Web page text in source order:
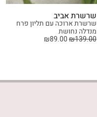
שרשרת אביב
שרשרת ארוכה עם תליון פרח
מנדלה נחושת
₪139.00
₪89.00